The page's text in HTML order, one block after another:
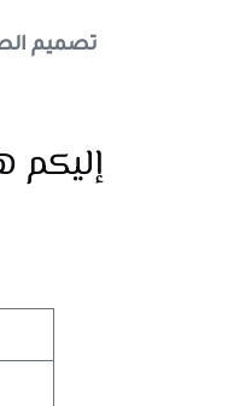
تصميم
إليكم